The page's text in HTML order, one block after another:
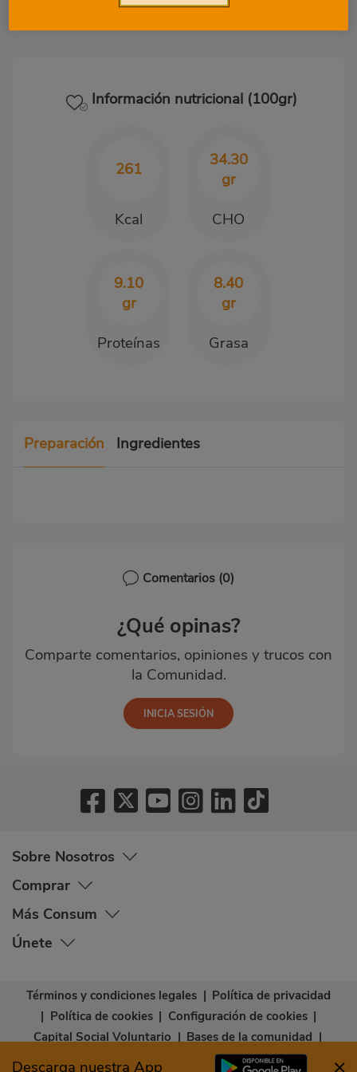
Información nutricional (100gr)
261
Kcal
34.30
gr
CHO
9.10
gr
Proteínas
8.40
gr
Grasa
Preparación Ingredientes
Comentarios (0)
¿Qué opinas?
Comparte comentarios, opiniones y trucos con
la Comunidad.
Sobre Nosotros
Comprar
Más Consum
Únete
Descarga nuestra App
Términos y condiciones legales | Política de privacidad
| Política de cookies | Configuración de cookies |
Capital Social Voluntario | Bases de la comunidad |
Declaración de accesibilidad